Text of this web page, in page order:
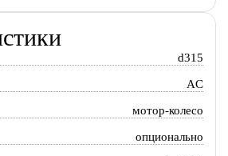
d315
AC
мотор-колесо
опционально